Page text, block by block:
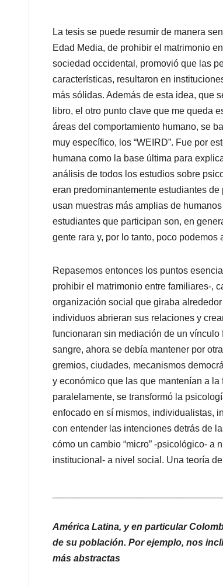
La tesis se puede resumir de manera
Edad Media, de prohibir el matrimonio
sociedad occidental, promovió que las
características, resultaron en
más sólidas. Además de esta idea, que
libro, el otro punto clave que me queda
áreas del comportamiento humano, se
muy específico, los “WEIRD”. Fue por
humana como la base última para
análisis de todos los estudios sobre
eran predominantemente estudiantes
usan muestras más amplias de
estudiantes que participan son, en
gente rara y, por lo tanto, poco
Repasemos entonces los puntos
prohibir el matrimonio entre familiares-,
organización social que giraba
individuos abrieran sus relaciones y
funcionaran sin mediación de un
sangre, ahora se debía mantener por
gremios, ciudades, mecanismos
y económico que las que mantenían a
paralelamente, se transformó la
enfocado en sí mismos, individualistas,
con entender las intenciones detrás de
cómo un cambio “micro” -psicológico- a
institucional- a nivel social. Una teoría
América Latina, y en particular
de su población. Por ejemplo, nos
más abstractas